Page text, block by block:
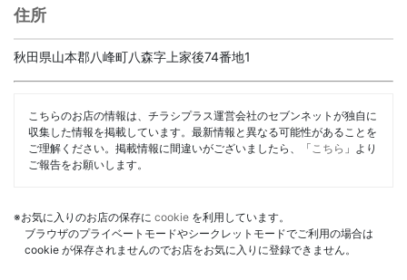
住所
秋田県山本郡八峰町八森字上家後74番地1
こちらのお店の情報は、チラシプラス運営会社のセブンネットが独自に
収集した情報を掲載しています。最新情報と異なる可能性があることを
ご理解ください。掲載情報に間違いがございましたら、「 こちら 」より
ご報告をお願いします。
※お気に入りのお店の保存に cookie を利用しています。
ブラウザのプライベートモードやシークレットモードでご利用の場合は
cookie が保存されませんのでお店をお気に入りに登録できません。